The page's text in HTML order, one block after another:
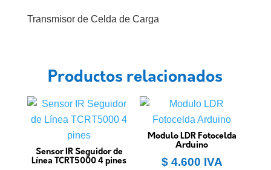
Transmisor de Celda de Carga
Productos relacionados
Sensor IR Seguidor de
Línea TCRT5000 4 pines
Modulo LDR Fotocelda
Arduino
$4.600 IVA